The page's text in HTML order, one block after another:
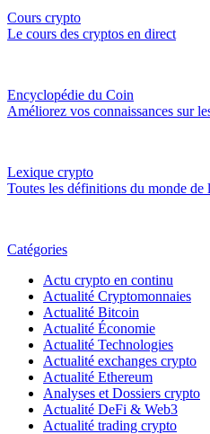
Cours crypto
Le cours des cryptos en direct
Encyclopédie du Coin
Améliorez vos connaissances sur
Lexique crypto
Toutes les définitions du monde de
Catégories
Actu crypto en continu
Actualité Cryptomonnaies
Actualité Bitcoin
Actualité Économie
Actualité Technologies
Actualité exchanges crypto
Actualité Ethereum
Analyses et Dossiers crypto
Actualité DeFi & Web3
Actualité trading crypto